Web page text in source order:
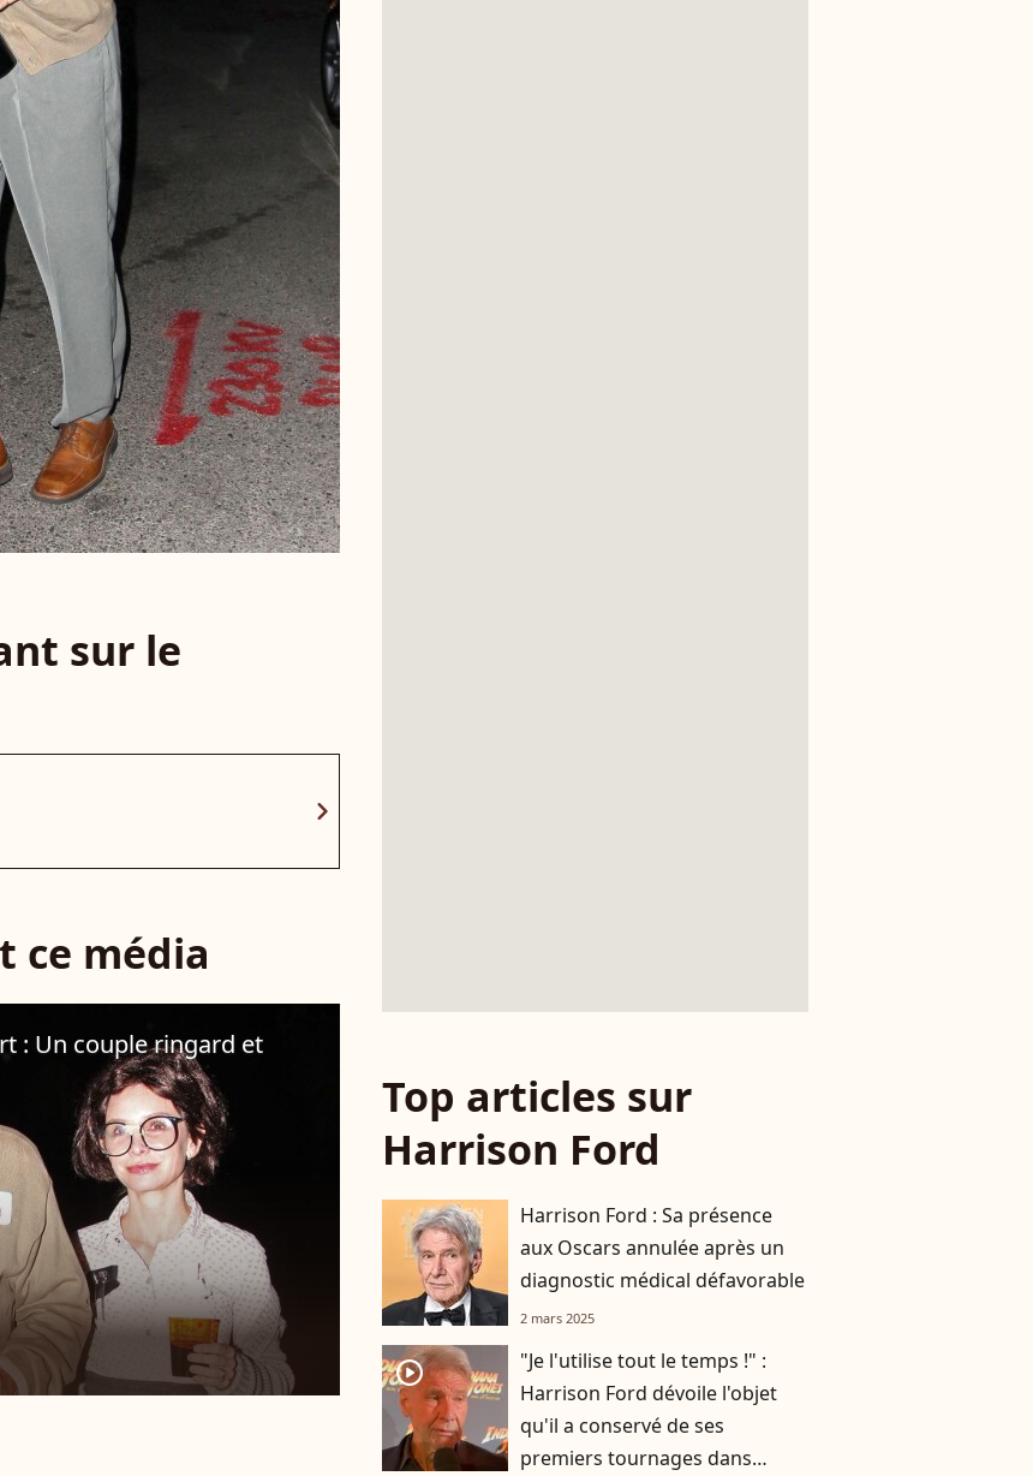
sur le
chevron_right
ce média
: Un couple ringard et
Top articles sur
Harrison Ford
Harrison Ford : Sa présence
aux Oscars annulée après un
diagnostic médical défavorable
2 mars 2025
player2
"Je l'utilise tout le temps !" :
Harrison Ford dévoile l'objet
qu'il a conservé de ses
premiers tournages dans